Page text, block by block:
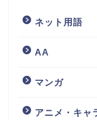
ネット用語
AA
マンガ
アニメ・キャ